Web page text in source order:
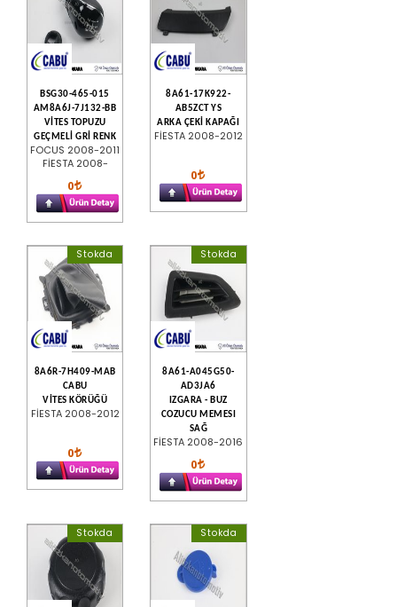
BSG30-465-015
AM8A6J-7J132-BB
VİTES TOPUZU
GEÇMELİ GRİ RENK
FOCUS 2008-2011
FİESTA 2008-
0
8A61-17K922-
AB5ZCT YS
ARKA ÇEKİ KAPAĞI
FİESTA 2008-2012
0
Stokda
8A6R-7H409-MAB
CABU
VİTES KÖRÜĞÜ
FİESTA 2008-2012
0
Stokda
8A61-A045G50-
AD3JA6
IZGARA - BUZ
COZUCU MEMESI
SAĞ
FİESTA 2008-2016
0
Stokda Stokda